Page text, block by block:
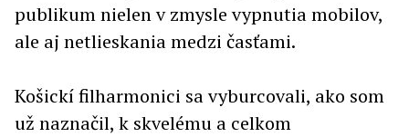
publikum nielen v zmysle vypnutia mobilov,
ale aj netlieskania medzi časťami.
Košickí filharmonici sa vyburcovali, ako som
už naznačil, k skvelému a celkom